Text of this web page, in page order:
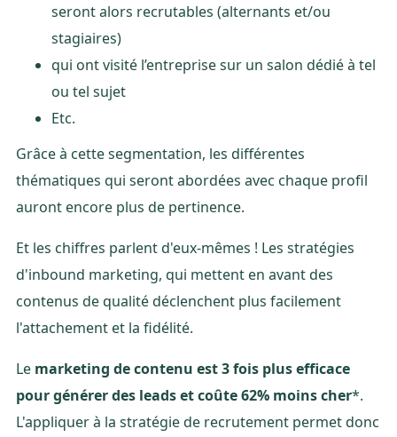
seront alors recrutables (alternants et/ou
stagiaires)
qui ont visité l’entreprise sur un salon dédié à tel
ou tel sujet
Etc.
Grâce à cette segmentation, les différentes
thématiques qui seront abordées avec chaque profil
auront encore plus de pertinence.
Et les chiffres parlent d'eux-mêmes ! Les stratégies
d'inbound marketing, qui mettent en avant des
contenus de qualité déclenchent plus facilement
l'attachement et la fidélité.
Le marketing de contenu est 3 fois plus efficace
pour générer des leads et coûte 62% moins cher*.
L'appliquer à la stratégie de recrutement permet donc